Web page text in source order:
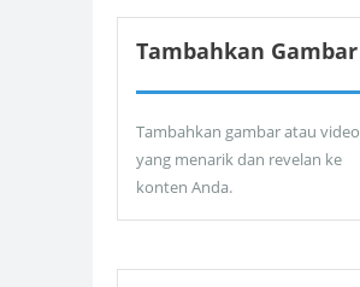
Tambahkan Gambar
Tambahkan gambar atau video
yang menarik dan revelan ke
konten Anda.